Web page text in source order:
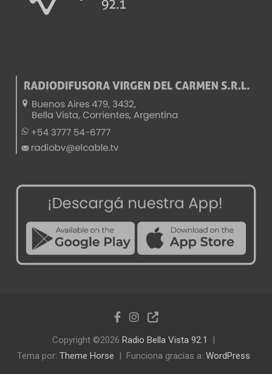
Copyright ©2026 Radio Bella Vista 92.1
Tema por: Theme Horse Funciona gracias a: WordPress